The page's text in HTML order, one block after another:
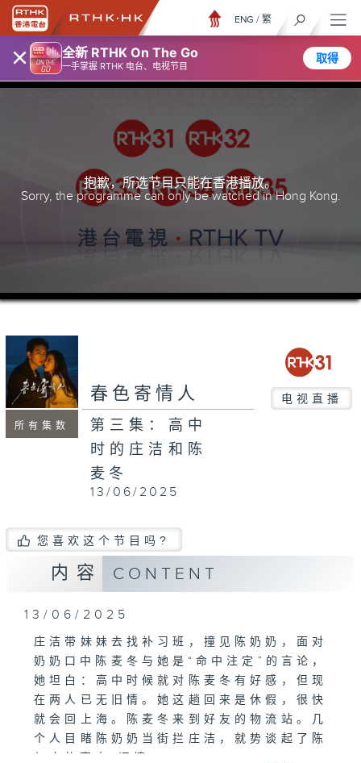
× 全新 RTHK On The Go
一手掌握 RTHK 电台、电视节目
取得
ENG / 繁
抱歉，所选节目只能在香港播放。
Sorry, the programme can only be watched in Hong Kong.
所有集数
春色寄情人 电视直播
第三集：高中
时的庄洁和陈
麦冬
13/06/2025
您喜欢这个节目吗?
内容 CONTENT
13/06/2025
庄洁带妹妹去找补习班，撞见陈奶奶，面对
奶奶口中陈麦冬与她是“命中注定”的言论，
她坦白：高中时候就对陈麦冬有好感，但现
在两人已无旧情。她这趟回来是休假，很快
就会回上海。陈麦冬来到好友的物流站。几
个人目睹陈奶奶当街拦庄洁，就势谈起了陈